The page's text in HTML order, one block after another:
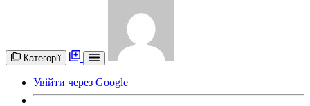
Категорії
Увійти через Google